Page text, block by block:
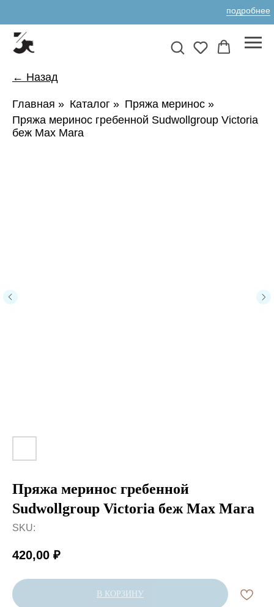
подробнее
← Назад
Главная » Каталог » Пряжа меринос »
Пряжа меринос гребенной Sudwollgroup Victoria
беж Max Mara
Пряжа меринос гребенной
Sudwollgroup Victoria беж Max Mara
SKU:
420,00 ₽
В КОРЗИНУ